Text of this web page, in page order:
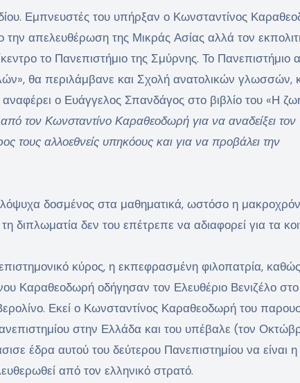
Εμπνευστές του υπήρξαν ο Κωνσταντίνος
την απελευθέρωση της Μικράς Ασίας αλλά τον
το Πανεπιστήμιο της Σμύρνης. Το Πανεπιστήμιο
θα περιλάμβανε και Σχολή ανατολικών γλωσσών,
ο Ευάγγελος Σπανδάγος στο βιβλίο του «Η
από τον Κωνσταντίνο Καραθεοδωρή για να αναδείξει τον
τους αλλοεθνείς υπηκόους και για να προβάλει την
δοσμένος στα μαθηματικά, ωστόσο η
διπλωματία δεν του επέτρεπε να αδιαφορεί για τα
κύρος, η εκπεφρασμένη φιλοπατρία,
Καραθεοδωρή οδήγησαν τον Ελευθέριο Βενιζέλο
Εκεί ο Κωνσταντίνος Καραθεοδωρή του
στην Ελλάδα και του υπέβαλε (τον
έδρα αυτού του δεύτερου Πανεπιστημίου να είναι η
από τον ελληνικό στρατό.